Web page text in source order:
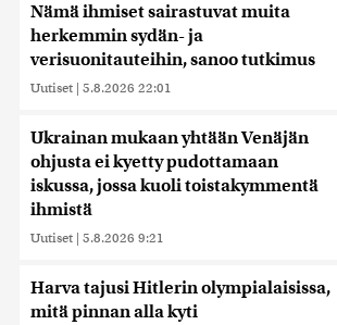
Nämä ihmiset sairastuvat muita
herkemmin sydän- ja
verisuonitauteihin, sanoo tutkimus
Uutiset | 5.8.2026 22:01
Ukrainan mukaan yhtään Venäjän
ohjusta ei kyetty pudottamaan
iskussa, jossa kuoli toistakymmentä
ihmistä
Uutiset | 5.8.2026 9:21
Harva tajusi Hitlerin olympialaisissa,
mitä pinnan alla kyti